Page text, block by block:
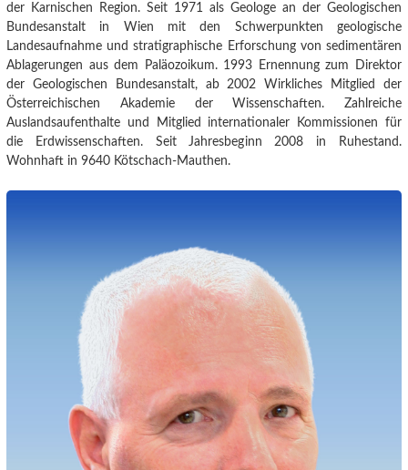
der Karnischen Region. Seit 1971 als Geologe an der Geologischen
Bundesanstalt in Wien mit den Schwerpunkten geologische
Landesaufnahme und stratigraphische Erforschung von sedimentären
Ablagerungen aus dem Paläozoikum. 1993 Ernennung zum Direktor
der Geologischen Bundesanstalt, ab 2002 Wirkliches Mitglied der
Österreichischen Akademie der Wissenschaften. Zahlreiche
Auslandsaufenthalte und Mitglied internationaler Kommissionen für
die Erdwissenschaften. Seit Jahresbeginn 2008 in Ruhestand.
Wohnhaft in 9640 Kötschach-Mauthen.